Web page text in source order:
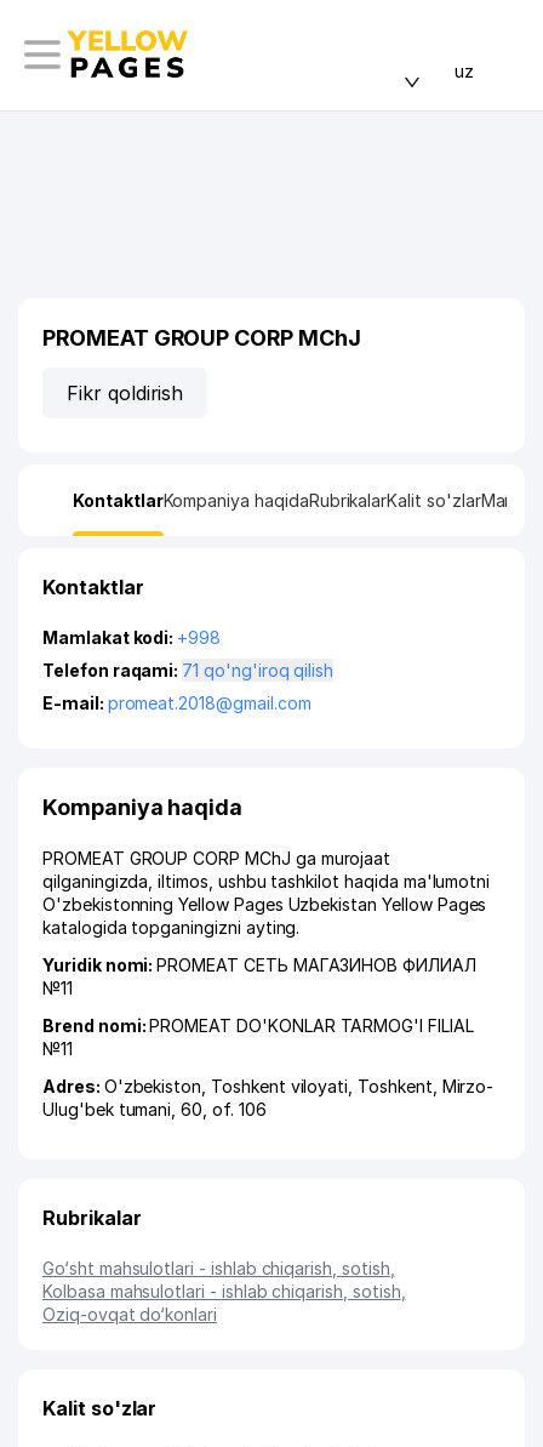
uz
PROMEAT GROUP CORP MChJ
Fikr qoldirish
KontaktlarKompaniya haqidaRubrikalarKalit so'zlarManzil
Kontaktlar
Mamlakat kodi: +998
Telefon raqami:
71 qo'ng'iroq qilish
E-mail: promeat.2018@gmail.com
Kompaniya haqida
PROMEAT GROUP CORP MChJ ga murojaat
qilganingizda, iltimos, ushbu tashkilot haqida ma'lumotni
O'zbekistonning Yellow Pages Uzbekistan Yellow Pages
katalogida topganingizni ayting.
Yuridik nomi:PROMEAT СЕТЬ МАГАЗИНОВ ФИЛИАЛ
№11
Brend nomi:PROMEAT DO'KONLAR TARMOG'I FILIAL
№11
Adres: O'zbekiston, Toshkent viloyati Toshkent Mirzo-
Ulug'bek tumani , 60, of. 106
Rubrikalar
Go‘sht mahsulotlari - ishlab chiqarish, sotish
Kolbasa mahsulotlari - ishlab chiqarish, sotish
Oziq-ovqat do‘konlari
Kalit so'zlar